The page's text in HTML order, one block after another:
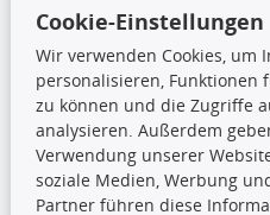
TecDoc Inside
Die
dürfen
unterlassen, die Daten oder
vorherige Zustimmung
verbreiten und/oder diese
Cookie-Einstellungen
Wir verwenden Cookies, um
personalisieren, Funktionen
zu können und die Zugriffe
analysieren. Außerdem
Verwendung unserer
soziale Medien, Werbung
Partner führen diese